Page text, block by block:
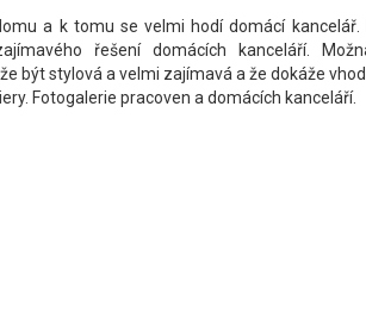
a k tomu se velmi hodí domácí kancelář.
řešení domácích kanceláří.
být stylová a velmi zajímavá a že dokáže
Fotogalerie pracoven a domácích kanceláří.